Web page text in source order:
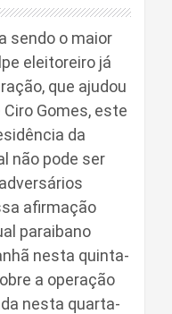
sendo o maior
eleitoreiro já
que ajudou
Ciro Gomes, este
da
não pode ser
afirmação
paraibano
nesta quinta-
a operação
nesta quarta-